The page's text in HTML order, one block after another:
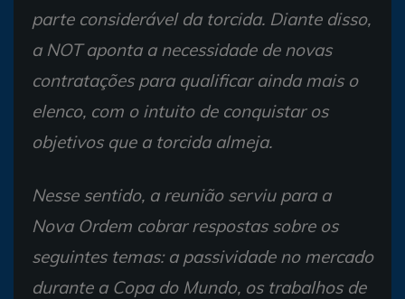
parte considerável da torcida. Diante disso,
a NOT aponta a necessidade de novas
contratações para qualificar ainda mais o
elenco, com o intuito de conquistar os
objetivos que a torcida almeja.
Nesse sentido, a reunião serviu para a
Nova Ordem cobrar respostas sobre os
seguintes temas: a passividade no mercado
durante a Copa do Mundo, os trabalhos de